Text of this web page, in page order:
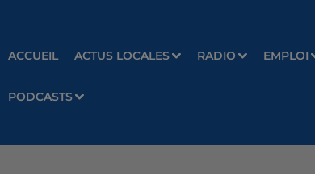
ACCUEIL ACTUS LOCALES RADIO EMPLOI
PODCASTS